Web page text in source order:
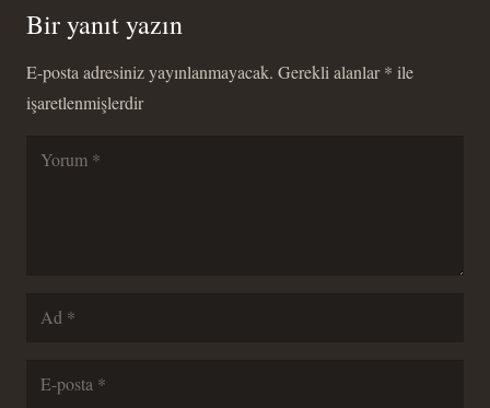
Bir yanıt yazın
E-posta adresiniz yayınlanmayacak. Gerekli alanlar* ile
işaretlenmişlerdir